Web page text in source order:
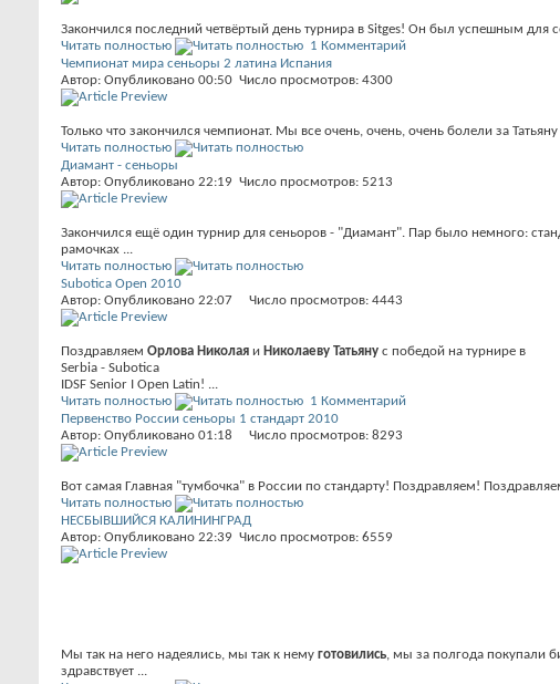
Закончился последний четвёртый день турнира в Sitges! Он был успешным для
Читать полностью
1 Комментарий
Чемпионат мира сеньоры 2 латина Испания
Автор: Опубликовано 00:50 Число просмотров: 4300
Только что закончился чемпионат. Мы все очень, очень, очень болели за
Читать полностью
Диамант - сеньоры
Автор: Опубликовано 22:19 Число просмотров: 5213
Закончился ещё один турнир для сеньоров - "Диамант". Пар было немного:
рамочках ...
Читать полностью
Subotica Open 2010
Автор: Опубликовано 22:07 Число просмотров: 4443
Поздравляем Орлова Николая и Николаеву Татьяну с победой на турнире в
Serbia - Subotica
IDSF Senior I Open Latin! ...
Читать полностью
1 Комментарий
Первенство России сеньоры 1 стандарт 2010
Автор: Опубликовано 01:18 Число просмотров: 8293
Вот самая Главная "тумбочка" в России по стандарту! Поздравляем!
Читать полностью
НЕСБЫВШИЙСЯ КАЛИНИНГРАД
Автор: Опубликовано 22:39 Число просмотров: 6559
Мы так на него надеялись, мы так к нему готовились, мы за полгода покупали
здравствует ...